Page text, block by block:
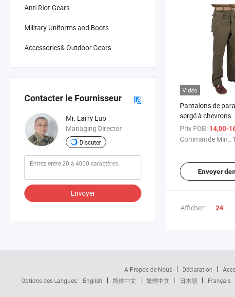
Anti Riot Gears
Military Uniforms and Boots
Accessories& Outdoor Gears
Contacter le Fournisseur
Mr. Larry Luo
Managing Director
Discuter
Envoyer
Vidéo
Pantalons de
sergé à chevrons
Prix FOB: 14,00-
Commande Min.:
Envoyer
Afficher: 24
A Propos de Nous Déclaration
Options des Langues:
English 简体中文 繁體中文 日本語 Français